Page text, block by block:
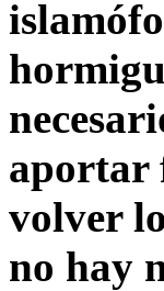
aportar
volver
no hay